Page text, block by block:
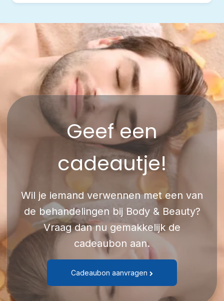
Geef een
cadeautje!
Wil je iemand verwennen met een van
de behandelingen bij Body & Beauty?
Vraag dan nu gemakkelijk de
cadeaubon aan.
Cadeaubon aanvragen